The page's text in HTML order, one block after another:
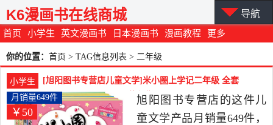
首页 小学生 英文漫画书 日本漫画书 漫画教程 更多
K6漫画书在线商城 导航
你的位置： 首页 > TAG信息列表 > 二年级
小学生
[旭阳图书专营店儿童文学]米小圈上学记二年级 全套
4册校园漫画月销量649件仅售49.9元
￥50
月销量649件
旭阳图书专营店的这件儿
童文学产品月销量649件，